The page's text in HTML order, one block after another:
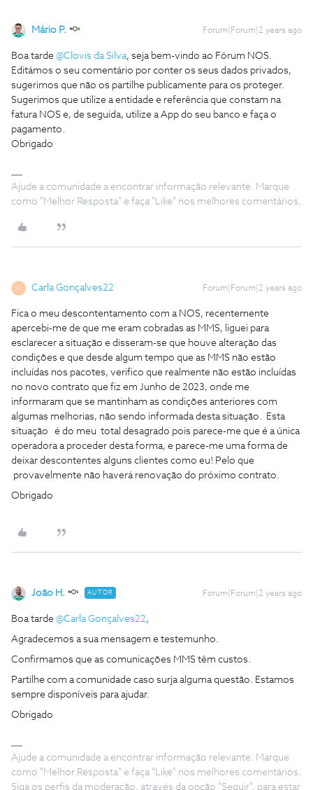
Mário P. Forum|Forum|2 years ago
Boa tarde @Clovis da Silva, seja bem-vindo ao Fórum NOS.
Editámos o seu comentário por conter os seus dados privados,
sugerimos que não os partilhe publicamente para os proteger.
Sugerimos que utilize a entidade e referência que constam na
fatura NOS e, de seguida, utilize a App do seu banco e faça o
pagamento.
Obrigado
Ajude a comunidade a encontrar informação relevante. Marque
como "Melhor Resposta" e faça "Like" nos melhores comentários.
C Carla Gonçalves22 Forum|Forum|2 years ago
Fica o meu descontentamento com a NOS, recentemente
apercebi-me de que me eram cobradas as MMS, liguei para
esclarecer a situação e disseram-se que houve alteração das
condições e que desde algum tempo que as MMS não estão
incluídas nos pacotes, verifico que realmente não estão incluídas
no novo contrato que fiz em Junho de 2023, onde me
informaram que se mantinham as condições anteriores com
algumas melhorias, não sendo informada desta situação. Esta
situação é do meu total desagrado pois parece-me que é a única
operadora a proceder desta forma, e parece-me uma forma de
deixar descontentes alguns clientes como eu! Pelo que
provavelmente não haverá renovação do próximo contrato.
Obrigado
João H. AUTOR Forum|Forum|2 years ago
Boa tarde @Carla Gonçalves22,
Agradecemos a sua mensagem e testemunho.
Confirmamos que as comunicações MMS têm custos.
Partilhe com a comunidade caso surja alguma questão. Estamos
sempre disponíveis para ajudar.
Obrigado
Ajude a comunidade a encontrar informação relevante. Marque
como "Melhor Resposta" e faça "Like" nos melhores comentários.
Siga os perfis da moderação, através da opção "Seguir", para estar